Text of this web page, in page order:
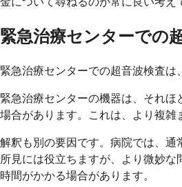
緊急治療センターでの
緊急治療センターでの超音波検査は
緊急治療センターの機器は、それ
場合があります。これは、より複雑
解釈も別の要因です。病院では、
所見には役立ちますが、より微妙
時間がかかる場合があります。